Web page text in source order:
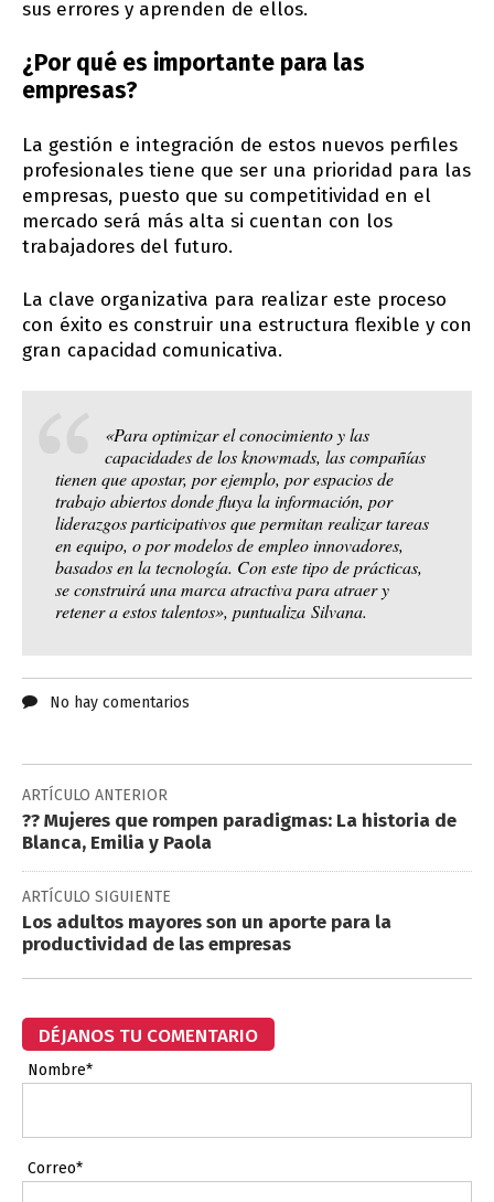
sus errores y aprenden de ellos.
¿Por qué es importante para las
empresas?
La gestión e integración de estos nuevos perfiles
profesionales tiene que ser una prioridad para las
empresas, puesto que su competitividad en el
mercado será más alta si cuentan con los
trabajadores del futuro.
La clave organizativa para realizar este proceso
con éxito es construir una estructura flexible y con
gran capacidad comunicativa.
«Para optimizar el conocimiento y las
capacidades de losknowmads, las compañías
tienen que apostar, por ejemplo, por espacios de
trabajo abiertos donde fluya la información, por
liderazgos participativos que permitan realizar tareas
en equipo, o por modelos de empleo innovadores,
basados en la tecnología. Con este tipo de prácticas,
se construirá una marca atractiva para atraer y
retener a estos talentos», puntualiza Silvana.
No hay comentarios
ARTÍCULO ANTERIOR
?? Mujeres que rompen paradigmas: La historia de
Blanca, Emilia y Paola
ARTÍCULO SIGUIENTE
Los adultos mayores son un aporte para la
productividad de las empresas
DÉJANOS TU COMENTARIO
Nombre*
Correo*